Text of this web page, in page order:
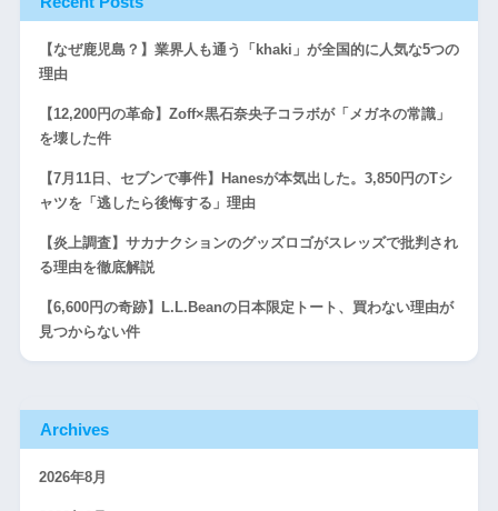
【なぜ鹿児島？】業界人も通う「khaki」が全国的に人気な5つの
理由
【12,200円の革命】Zoff×黒石奈央子コラボが「メガネの常識」
を壊した件
【7月11日、セブンで事件】Hanesが本気出した。3,850円のTシ
ャツを「逃したら後悔する」理由
【炎上調査】サカナクションのグッズロゴがスレッズで批判され
る理由を徹底解説
【6,600円の奇跡】L.L.Beanの日本限定トート、買わない理由が
見つからない件
Archives
2026年8月